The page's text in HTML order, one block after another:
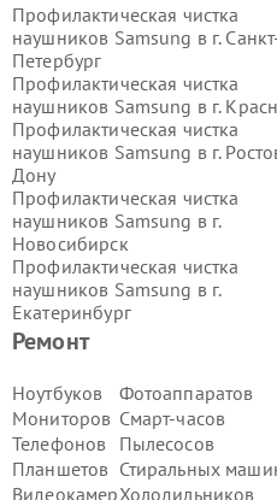
Ремонт
Ноутбуков
Мониторов
Телефонов
Планшетов
Видеокамер
Фотоаппаратов
Смарт-часов
Пылесосов
Стиральных
Холодильников
Профилактическая чистка
наушников Samsung в г.
Петербург
Профилактическая чистка
наушников Samsung в г.
Профилактическая чистка
наушников Samsung в г.
Дону
Профилактическая чистка
наушников Samsung в г.
Новосибирск
Профилактическая чистка
наушников Samsung в г.
Екатеринбург
Профилактическая чистка
наушников Samsung в г.
Профилактическая чистка
наушников Samsung в г.
Профилактическая чистка
наушников Samsung в г.
Профилактическая чистка
наушников Samsung в г.Самара